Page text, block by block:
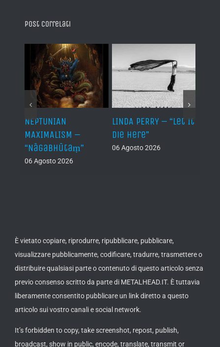
Post correlati
NEPTUNIAN
MAXIMALISM –
“Nāgabhūtaṃ”
06 Agosto 2026
LINDA PERRY – “Let It
Die Here”
06 Agosto 2026
È vietato copiare, riprodurre, ripubblicare, pubblicare,
visualizzare pubblicamente, codificare, tradurre, trasmettere o
distribuire qualsiasi parte o contenuto di questo articolo senza
previo consenso scritto da parte di METALHEAD.IT. È tuttavia
liberamente consentito pubblicare un link diretto a questo
articolo sui vostro canali e social network.
It’s forbidden to copy, take screenshot, repost, publish,
broadcast, show in public, encode, translate, transmit or